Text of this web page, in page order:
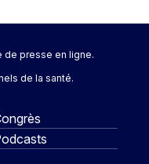
de presse en ligne.
de la santé.